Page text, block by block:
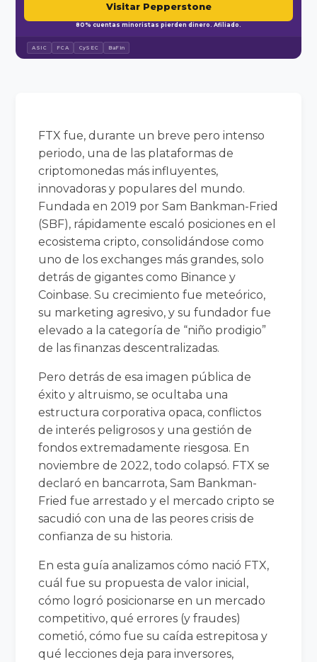
Visitar Pepperstone
80% cuentas minoristas pierden dinero. Afiliado.
ASIC FCA CySEC BaFin
FTX fue, durante un breve pero intenso
periodo, una de las plataformas de
criptomonedas más influyentes,
innovadoras y populares del mundo.
Fundada en 2019 por Sam Bankman-Fried
(SBF), rápidamente escaló posiciones en el
ecosistema cripto, consolidándose como
uno de los exchanges más grandes, solo
detrás de gigantes como Binance y
Coinbase. Su crecimiento fue meteórico,
su marketing agresivo, y su fundador fue
elevado a la categoría de “niño prodigio”
de las finanzas descentralizadas.
Pero detrás de esa imagen pública de
éxito y altruismo, se ocultaba una
estructura corporativa opaca, conflictos
de interés peligrosos y una gestión de
fondos extremadamente riesgosa. En
noviembre de 2022, todo colapsó. FTX se
declaró en bancarrota, Sam Bankman-
Fried fue arrestado y el mercado cripto se
sacudió con una de las peores crisis de
confianza de su historia.
En esta guía analizamos cómo nació FTX,
cuál fue su propuesta de valor inicial,
cómo logró posicionarse en un mercado
competitivo, qué errores (y fraudes)
cometió, cómo fue su caída estrepitosa y
qué lecciones deja para inversores,